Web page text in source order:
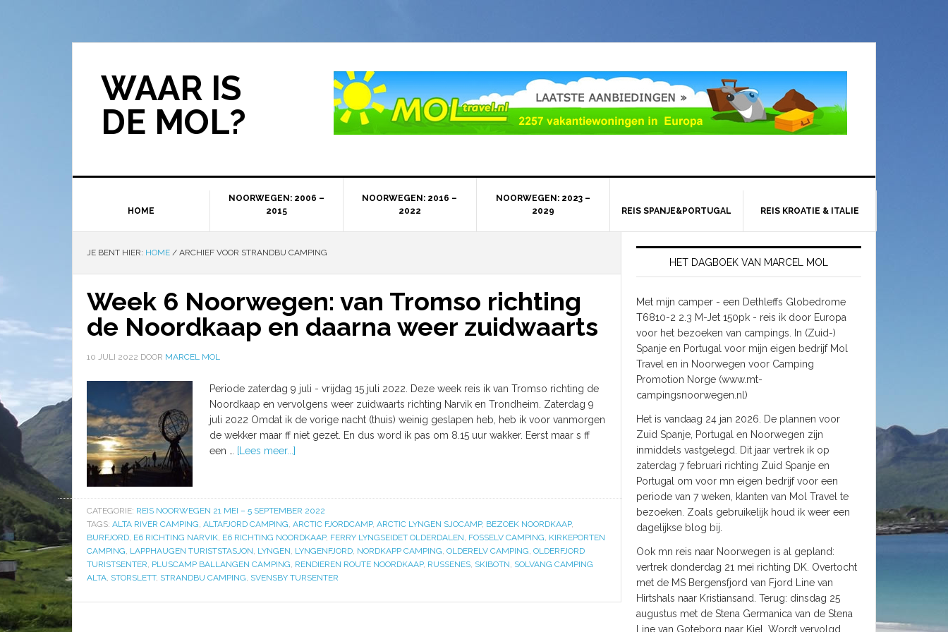
WAAR IS
DE MOL?
HOME
NOORWEGEN: 2006 –
2015
NOORWEGEN: 2016 –
2022
NOORWEGEN: 2023 –
2029
REIS SPANJE&PORTUGAL REIS KROATIE & ITALIE
JE BENT HIER: HOME / ARCHIEF VOOR STRANDBU CAMPING
Week 6 Noorwegen: van Tromso richting
de Noordkaap en daarna weer zuidwaarts
10 JULI 2022 DOOR MARCEL MOL
Periode zaterdag 9 juli - vrijdag 15 juli 2022. Deze week reis ik van Tromso richting de
Noordkaap en vervolgens weer zuidwaarts richting Narvik en Trondheim. Zaterdag 9
juli 2022 Omdat ik de vorige nacht (thuis) weinig geslapen heb, heb ik voor vanmorgen
de wekker maar ff niet gezet. En dus word ik pas om 8.15 uur wakker. Eerst maar s ff
een …
[Lees meer...]
CATEGORIE: REIS NOORWEGEN 21 MEI – 5 SEPTEMBER 2022
TAGS: ALTA RIVER CAMPING, ALTAFJORD CAMPING, ARCTIC FJORDCAMP, ARCTIC LYNGEN SJOCAMP, BEZOEK NOORDKAAP,
BURFJORD, E6 RICHTING NARVIK, E6 RICHTING NOORDKAAP, FERRY LYNGSEIDET OLDERDALEN, FOSSELV CAMPING, KIRKEPORTEN
CAMPING, LAPPHAUGEN TURISTSTASJON, LYNGEN, LYNGENFJORD, NORDKAPP CAMPING, OLDERELV CAMPING, OLDERFJORD
TURISTSENTER, PLUSCAMP BALLANGEN CAMPING, RENDIEREN ROUTE NOORDKAAP, RUSSENES, SKIBOTN, SOLVANG CAMPING
ALTA, STORSLETT, STRANDBU CAMPING, SVENSBY TURSENTER
HET DAGBOEK VAN MARCEL MOL
Met mijn camper - een Dethleffs Globedrome
T6810-2 2.3 M-Jet 150pk - reis ik door Europa
voor het bezoeken van campings. In (Zuid-)
Spanje en Portugal voor mijn eigen bedrijf Mol
Travel en in Noorwegen voor Camping
Promotion Norge (www.mt-
campingsnoorwegen.nl)
Het is vandaag 24 jan 2026. De plannen voor
Zuid Spanje, Portugal en Noorwegen zijn
inmiddels vastgelegd. Dit jaar vertrek ik op
zaterdag 7 februari richting Zuid Spanje en
Portugal om voor mn eigen bedrijf voor een
periode van 7 weken, klanten van Mol Travel te
bezoeken. Zoals gebruikelijk houd ik weer een
dagelijkse blog bij.
Ook mn reis naar Noorwegen is al gepland:
vertrek donderdag 21 mei richting DK. Overtocht
met de MS Bergensfjord van Fjord Line van
Hirtshals naar Kristiansand. Terug: dinsdag 25
augustus met de Stena Germanica van de Stena
Line van Goteborg naar Kiel. Wordt vervolgd.